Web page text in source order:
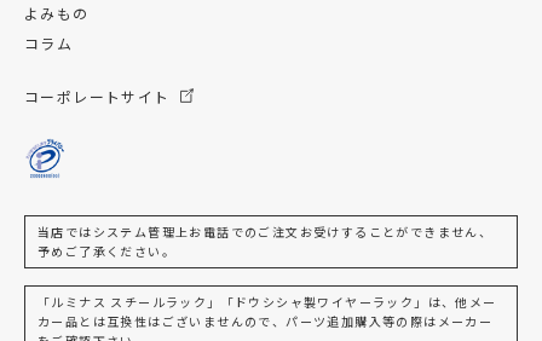
よみもの
コラム
コーポレートサイト
当店ではシステム管理上お電話でのご注文お受けすることができません、
予めご了承ください。
「ルミナス スチールラック」「ドウシシャ製ワイヤーラック」は、他メー
カー品とは互換性はございませんので、パーツ追加購入等の際はメーカー